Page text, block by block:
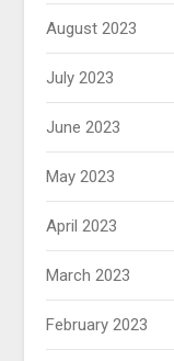
August 2023
July 2023
June 2023
May 2023
April 2023
March 2023
February 2023